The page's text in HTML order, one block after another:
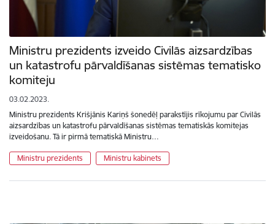
Ministru prezidents izveido Civilās aizsardzības
un katastrofu pārvaldīšanas sistēmas tematisko
komiteju
03.02.2023.
Ministru prezidents Krišjānis Kariņš šonedēļ parakstījis rīkojumu par Civilās
aizsardzības un katastrofu pārvaldīšanas sistēmas tematiskās komitejas
izveidošanu. Tā ir pirmā tematiskā Ministru…
Ministru prezidents Ministru kabinets